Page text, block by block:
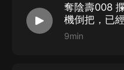
奪陰壽008
機倒把，已
9min